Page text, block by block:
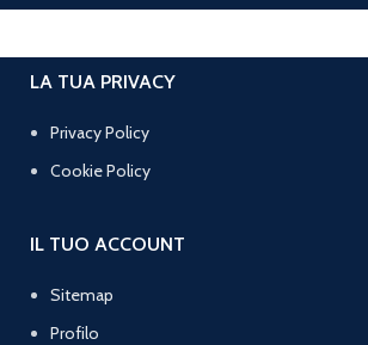
LA TUA PRIVACY
Privacy Policy
Cookie Policy
IL TUO ACCOUNT
Sitemap
Profilo